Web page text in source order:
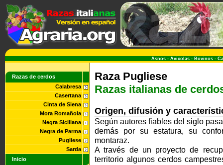
Asnos - Avicolas - Bovinos -
Razas de cerdos
Calabresa
Casertana
Cinta de Siena
Mora Romañola
Negra Siciliana
Negra de Parma
Pugliese
Sarda
Inicio
Raza Pugliese
Razas italianas de
Origen, difusión y
Según autores fiables del siglo
demás por su estatura, su
montaraz.
A través de un proyecto de
territorio algunos cerdos